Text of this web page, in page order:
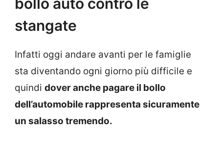
stangate
Infatti oggi andare avanti per le famiglie
sta diventando ogni giorno più difficile e
quindi dover anche pagare il bollo
dell’automobile rappresenta sicuramente
un salasso tremendo.